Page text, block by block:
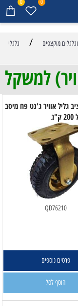
0 0
מוקצפים /
גלגלי
למשקל
"10 יציב גליל אוויר ג'נט פח מיסב
QD76210
פרטים נוספים
הוסף לסל